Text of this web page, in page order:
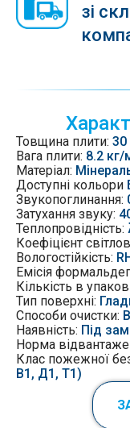
зі
Товщина плити:
Вага плити: 8.2 кг/
Матеріал:
Доступні кольори
Звукопоглинання:
Затухання звуку:
Теплопровідність:
Коефіцієнт
Вологостійкість:
Емісія
Кількість в
Тип поверхні:
Способи очистки:
Наявність: Під
Норма
Клас пожежної
В1, Д1, Т1)